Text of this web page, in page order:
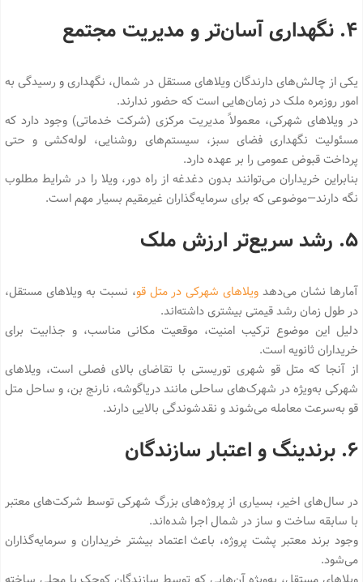
۴. نگهداری آسان‌تر و مدیریت مجتمع
یکی از چالش‌های دارندگان ویلاهای مستقل در شمال، نگهداری و رسیدگی به
امور روزمره ملک در زمان‌هایی است که حضور ندارند.
در ویلاهای شهرکی، معمولاً مدیریت مرکزی (شرکت خدماتی) وجود دارد که
مسئولیت نگهداری فضای سبز، سیستم‌های روشنایی، لوله‌کشی و حتی
پرداخت قبوض عمومی را بر عهده دارد.
بنابراین خریداران می‌توانند بدون دغدغه از راه دور، ویلا را در شرایط مطلوب
نگه دارند—موضوعی که برای سرمایه‌گذاران غیرمقیم بسیار مهم است.
۵. رشد سریع‌تر ارزش ملک
آمارها نشان می‌دهد ویلاهای شهرکی در متل قو، نسبت به ویلاهای مستقل،
در طول زمان رشد قیمتی بیشتری داشته‌اند.
دلیل این موضوع ترکیب امنیت، موقعیت مکانی مناسب، و جذابیت برای
خریداران ثانویه است.
از آنجا که متل قو شهری توریستی با تقاضای بالای فصلی است، ویلاهای
شهرکی به‌ویژه در شهرک‌های ساحلی مانند دریاگوشه، نارنج بن، و ساحل متل
قو به‌سرعت معامله می‌شوند و نقدشوندگی بالایی دارند.
۶. برندینگ و اعتبار سازندگان
در سال‌های اخیر، بسیاری از پروژه‌های بزرگ شهرکی توسط شرکت‌های معتبر
با سابقه ساخت و ساز در شمال اجرا شده‌اند.
وجود برند معتبر پشت پروژه، باعث اعتماد بیشتر خریداران و سرمایه‌گذاران
می‌شود.